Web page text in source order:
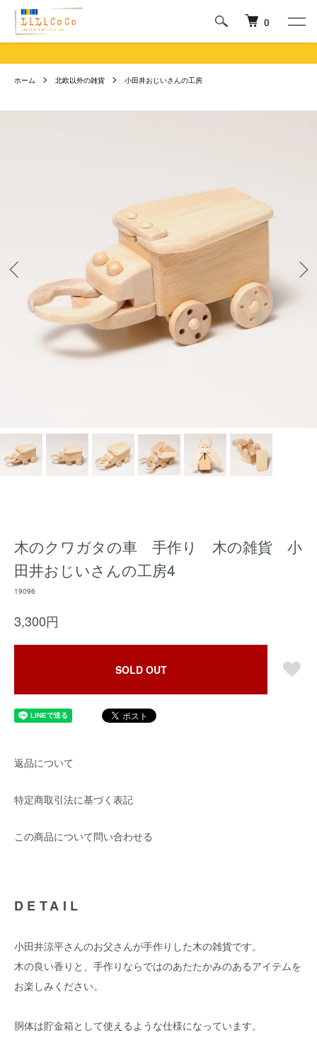
0
ホーム 北欧以外の雑貨 小田井おじいさんの工房
木のクワガタの車 手作り 木の雑貨 小
田井おじいさんの工房4
19096
3,300円
SOLD OUT
返品について
特定商取引法に基づく表記
この商品について問い合わせる
DETAIL
小田井涼平さんのお父さんが手作りした木の雑貨です。
木の良い香りと、手作りならではのあたたかみのあるアイテムを
お楽しみください。
胴体は貯金箱として使えるような仕様になっています。